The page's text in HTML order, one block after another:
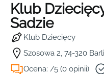
Klub
Sadzie
Klub Dziecięcy
Szosowa 2, 74-320
Ocena: /5 (0 opinii)